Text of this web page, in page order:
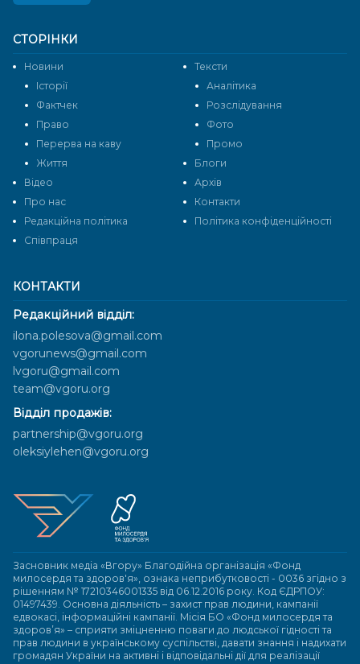
КОНТАКТИ
Редакційний відділ:
ilona.polesova@gmail.com
vgorunews@gmail.com
lvgoru@gmail.com
team@vgoru.org
Відділ продажів:
partnership@vgoru.org
oleksiylehen@vgoru.org
Засновник медіа «Вгору» Благодійна організація «Фонд
милосердя та здоров'я», ознака неприбутковості - 0036 згідно з
рішенням № 17210346001335 від 06.12.2016 року. Код ЄДРПОУ:
01497439. Основна діяльність – захист прав людини, кампанії
едвокасі, інформаційні кампанії. Місія БО «Фонд милосердя та
здоров’я» – сприяти зміцненню поваги до людської гідності та
прав людини в українському суспільстві, давати знання і надихати
громадян України на активні і відповідальні дії для реалізації
СТОРІНКИ
Новини
Тексти
Історії
Аналітика
Фактчек
Розслідування
Право
Фото
Перерва на каву
Промо
Життя
Блоги
Відео
Архів
Про нас
Контакти
Редакційна політика
Політика конфіденційності
Cпівпраця